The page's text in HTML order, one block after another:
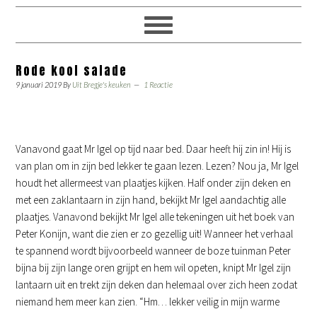
Rode kool salade
9 januari 2019By Uit Bregje's keuken 1 Reactie
Vanavond gaat Mr Igel op tijd naar bed. Daar heeft hij zin in! Hij is
van plan om in zijn bed lekker te gaan lezen. Lezen? Nou ja, Mr Igel
houdt het allermeest van plaatjes kijken. Half onder zijn deken en
met een zaklantaarn in zijn hand, bekijkt Mr Igel aandachtig alle
plaatjes. Vanavond bekijkt Mr Igel alle tekeningen uit het boek van
Peter Konijn, want die zien er zo gezellig uit! Wanneer het verhaal
te spannend wordt bijvoorbeeld wanneer de boze tuinman Peter
bijna bij zijn lange oren grijpt en hem wil opeten, knipt Mr Igel zijn
lantaarn uit en trekt zijn deken dan helemaal over zich heen zodat
niemand hem meer kan zien. “Hm… lekker veilig in mijn warme